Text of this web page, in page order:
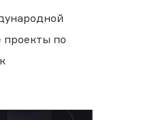
проекты по